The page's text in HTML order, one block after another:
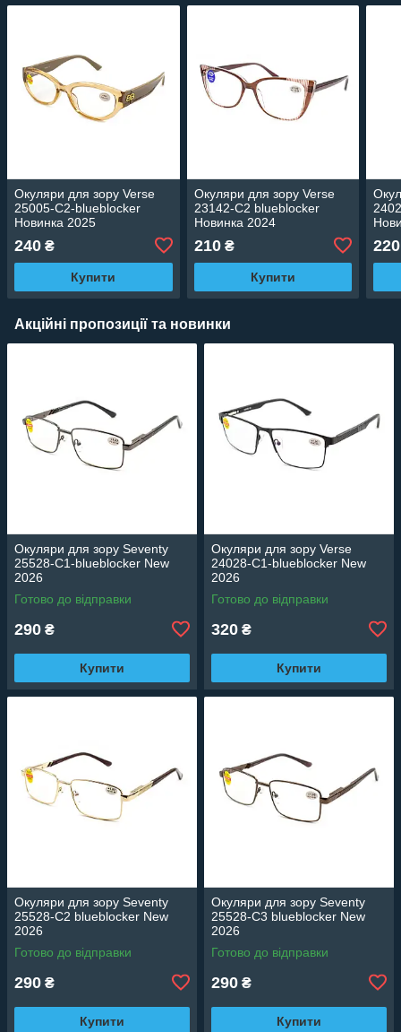
Окуляри для зору Verse
25005-C2-blueblocker
Новинка 2025
240 ₴
Купити
Окуляри для зору Verse
23142-C2 blueblocker
Новинка 2024
210₴
Купити
220
Акційні пропозиції та новинки
Окуляри для зору Seventy
25528-C1-blueblocker New
2026
Готово до відправки
290 ₴
Купити
Окуляри для зору Verse
24028-C1-blueblocker New
2026
Готово до відправки
320 ₴
Купити
Окуляри для зору Seventy
25528-C2 blueblocker New
2026
Готово до відправки
290 ₴
Купити
Окуляри для зору Seventy
25528-C3 blueblocker New
2026
Готово до відправки
290 ₴
Купити